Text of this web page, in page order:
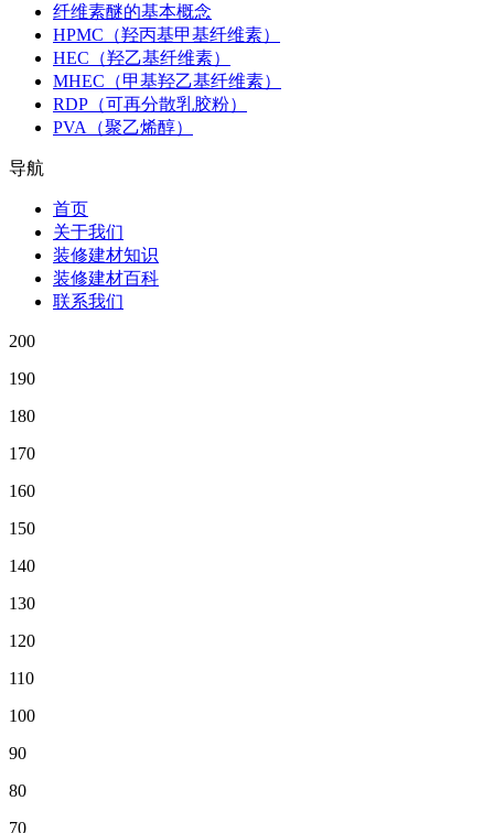
纤维素醚的基本概念
HPMC（羟丙基甲基纤维素）
HEC（羟乙基纤维素）
MHEC（甲基羟乙基纤维素）
RDP（可再分散乳胶粉）
PVA（聚乙烯醇）
导航
首页
关于我们
装修建材知识
装修建材百科
联系我们
200
190
180
170
160
150
140
130
120
110
100
90
80
70